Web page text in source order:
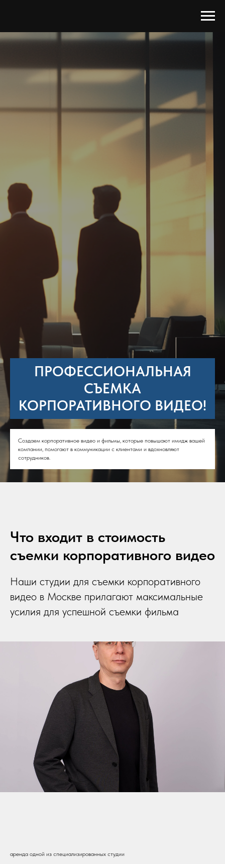
ПРОФЕССИОНАЛЬНАЯ
СЪЕМКА
КОРПОРАТИВНОГО ВИДЕО!
Создаем корпоративное видео и фильмы, которые повышают имидж вашей
компании, помогают в коммуникации с клиентами и вдохновляют
сотрудников.
Что входит в стоимость
съемки корпоративного видео
Наши студии для съемки корпоративного
видео в Москве прилагают максимальные
усилия для успешной съемки фильма
аренда одной из специализированных студии